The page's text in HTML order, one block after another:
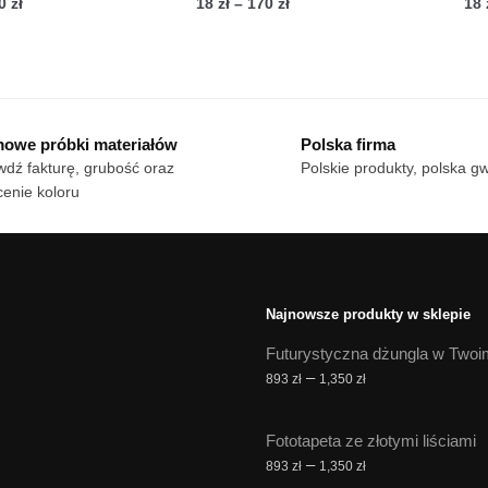
zł 18zł – 170zł
wariantów.
wybrać
produktu
18
próbki materiałów
fakturę, grubość oraz
koloru
Polska firma
Polskie produkty, polska
Najnowsze produkty w sklepie
Futurystyczna dżungla w
893 zł – 1,350 złZakres
893 zł
Fototapeta ze złotymi liściami
893 zł – 1,350 złZakres